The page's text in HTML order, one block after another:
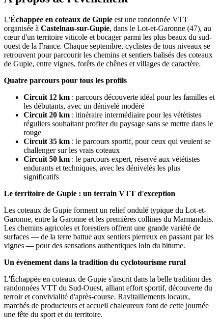
L'Échappée en coteaux de Gupie est une randonnée VTT
organisée à Castelnau-sur-Gupie, dans le Lot-et-Garonne (47), au
cœur d'un territoire viticole et bocager parmi les plus beaux du sud-
ouest de la France. Chaque septembre, cyclistes de tous niveaux se
retrouvent pour parcourir les chemins et sentiers balisés des coteaux
de Gupie, entre vignes, forêts de chênes et villages de caractère.
Quatre parcours pour tous les profils
Circuit 12 km : parcours découverte idéal pour les familles et
les débutants, avec un dénivelé modéré
Circuit 20 km : itinéraire intermédiaire pour les vététistes
réguliers souhaitant profiter du paysage sans se mettre dans le
rouge
Circuit 35 km : le parcours sportif, pour ceux qui veulent se
challenger sur les vrais coteaux
Circuit 50 km : le parcours expert, réservé aux vététistes
endurants et techniques, avec les dénivelés les plus
significatifs
Le territoire de Gupie : un terrain VTT d'exception
Les coteaux de Gupie forment un relief ondulé typique du Lot-et-
Garonne, entre la Garonne et les premières collines du Marmandais.
Les chemins agricoles et forestiers offrent une grande variété de
surfaces — de la terre battue aux sentiers pierreux en passant par les
vignes — pour des sensations authentiques loin du bitume.
Un événement dans la tradition du cyclotourisme rural
L'Échappée en coteaux de Gupie s'inscrit dans la belle tradition des
randonnées VTT du Sud-Ouest, alliant effort sportif, découverte du
terroir et convivialité d'après-course. Ravitaillements locaux,
marchés de producteurs et accueil chaleureux font de cette journée
une fête du sport et du territoire.